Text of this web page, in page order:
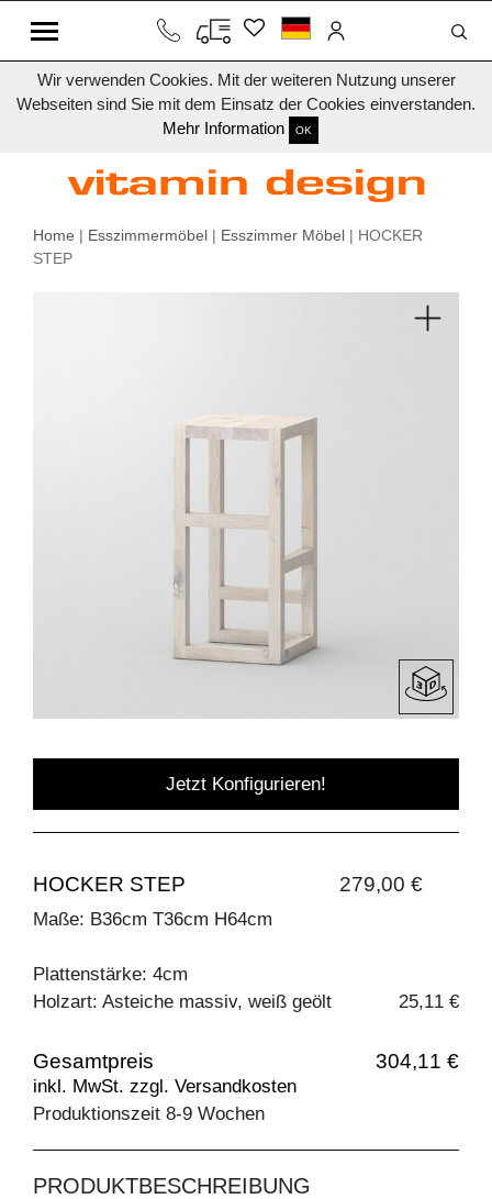
Wir verwenden Cookies. Mit der weiteren Nutzung unserer
Webseiten sind Sie mit dem Einsatz der Cookies einverstanden.
Mehr Information
OK
Home | Esszimmermöbel | Esszimmer Möbel | HOCKER
STEP
Jetzt Konfigurieren!
HOCKER STEP 279,00 €
Maße: B36cm T36cm H64cm
Plattenstärke: 4cm
Holzart: Asteiche massiv, weiß geölt
25,11 €
Gesamtpreis 304,11 €
inkl. MwSt. zzgl. Versandkosten
Produktionszeit 8-9 Wochen
PRODUKTBESCHREIBUNG